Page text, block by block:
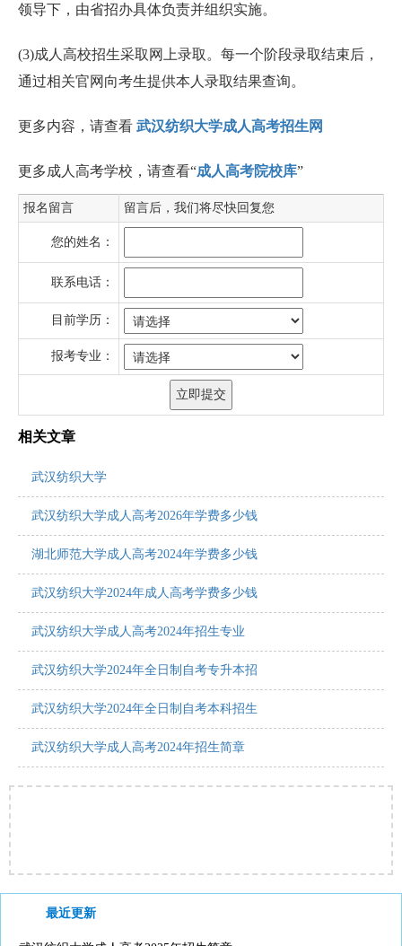
领导下，由省招办具体负责并组织实施。
(3)成人高校招生采取网上录取。每一个阶段录取结束后，
通过相关官网向考生提供本人录取结果查询。
更多内容，请查看 武汉纺织大学成人高考招生网
更多成人高考学校，请查看“成人高考院校库”
报名留言 留言后，我们将尽快回复您
您的姓名：
联系电话：
目前学历：
报考专业：
相关文章
武汉纺织大学
武汉纺织大学成人高考2026年学费多少钱
湖北师范大学成人高考2024年学费多少钱
武汉纺织大学2024年成人高考学费多少钱
武汉纺织大学成人高考2024年招生专业
武汉纺织大学2024年全日制自考专升本招
武汉纺织大学2024年全日制自考本科招生
武汉纺织大学成人高考2024年招生简章
最近更新